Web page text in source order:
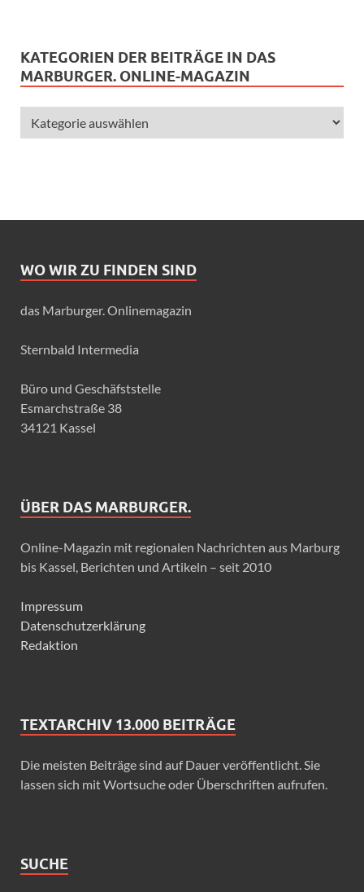
KATEGORIEN DER BEITRÄGE IN DAS
MARBURGER. ONLINE-MAGAZIN
WO WIR ZU FINDEN SIND
das Marburger. Onlinemagazin
Sternbald Intermedia
Büro und Geschäfststelle
Esmarchstraße 38
34121 Kassel
ÜBER DAS MARBURGER.
Online-Magazin mit regionalen Nachrichten aus Marburg
bis Kassel, Berichten und Artikeln – seit 2010
Impressum
Datenschutzerklärung
Redaktion
TEXTARCHIV 13.000 BEITRÄGE
Die meisten Beiträge sind auf Dauer veröffentlicht. Sie
lassen sich mit Wortsuche oder Überschriften aufrufen.
SUCHE